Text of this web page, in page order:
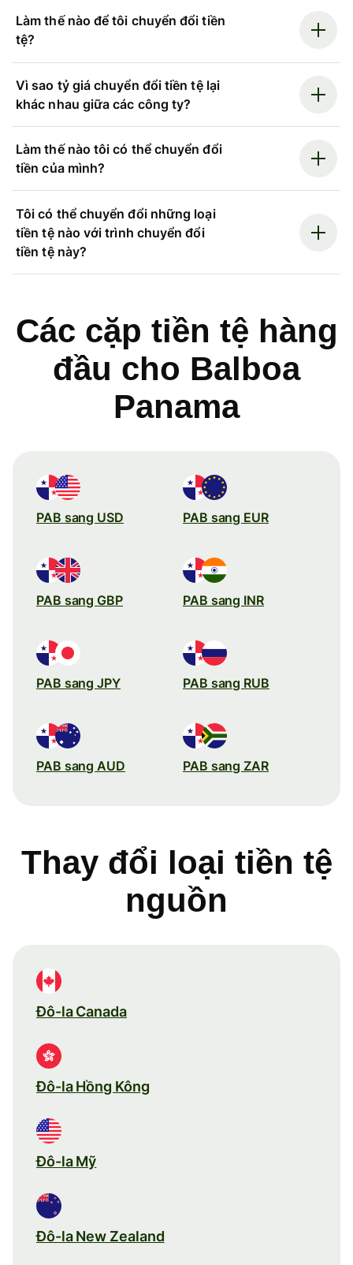
Làm thế nào để tôi chuyển đổi tiền
tệ?
Vì sao tỷ giá chuyển đổi tiền tệ lại
khác nhau giữa các công ty?
Làm thế nào tôi có thể chuyển đổi
tiền của mình?
Tôi có thể chuyển đổi những loại
tiền tệ nào với trình chuyển đổi
tiền tệ này?
Các cặp tiền tệ hàng
đầu cho Balboa
Panama
PAB sang USD PAB sang EUR
PAB sang GBP PAB sang INR
PAB sang JPY PAB sang RUB
PAB sang AUD PAB sang ZAR
Thay đổi loại tiền tệ
nguồn
Đô-la Canada
Đô-la Hồng Kông
Đô-la Mỹ
Đô-la New Zealand